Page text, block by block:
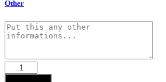
Other
Broccoli
quantity